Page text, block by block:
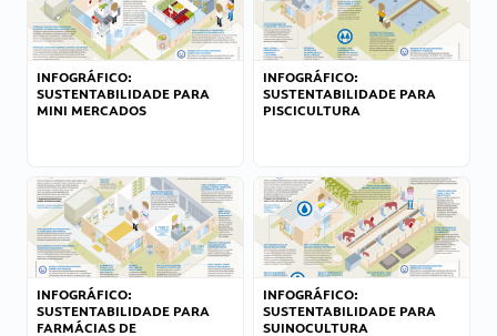
INFOGRÁFICO:
SUSTENTABILIDADE PARA
MINI MERCADOS
INFOGRÁFICO:
SUSTENTABILIDADE PARA
PISCICULTURA
INFOGRÁFICO:
SUSTENTABILIDADE PARA
FARMÁCIAS DE
INFOGRÁFICO:
SUSTENTABILIDADE PARA
SUINOCULTURA